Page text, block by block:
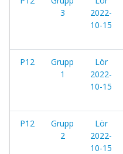
3
2022-
10-15
P12
Grupp
1
Lör
2022-
10-15
P12
Grupp
2
Lör
2022-
10-15